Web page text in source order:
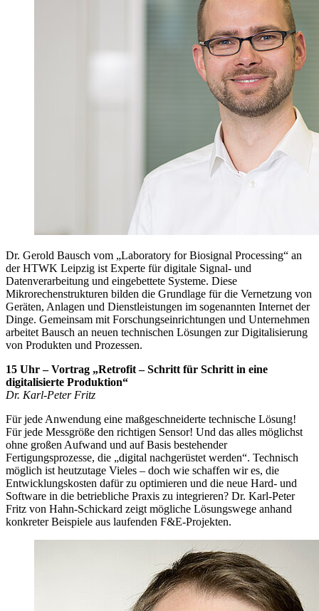
Dr. Gerold Bausch vom „Laboratory for Biosignal Processing“ an
der HTWK Leipzig ist Experte für digitale Signal- und
Datenverarbeitung und eingebettete Systeme. Diese
Mikrorechenstrukturen bilden die Grundlage für die Vernetzung von
Geräten, Anlagen und Dienstleistungen im sogenannten Internet der
Dinge. Gemeinsam mit Forschungseinrichtungen und Unternehmen
arbeitet Bausch an neuen technischen Lösungen zur Digitalisierung
von Produkten und Prozessen.
15 Uhr – Vortrag „Retrofit – Schritt für Schritt in eine
digitalisierte Produktion“
Dr. Karl-Peter Fritz
Für jede Anwendung eine maßgeschneiderte technische Lösung!
Für jede Messgröße den richtigen Sensor! Und das alles möglichst
ohne großen Aufwand und auf Basis bestehender
Fertigungsprozesse, die „digital nachgerüstet werden“. Technisch
möglich ist heutzutage Vieles – doch wie schaffen wir es, die
Entwicklungskosten dafür zu optimieren und die neue Hard- und
Software in die betriebliche Praxis zu integrieren? Dr. Karl-Peter
Fritz von Hahn-Schickard zeigt mögliche Lösungswege anhand
konkreter Beispiele aus laufenden F&E-Projekten.